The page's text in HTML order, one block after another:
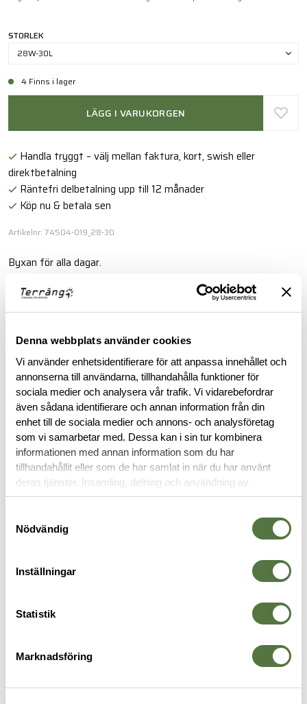
Denna webbplats använder cookies
Vi använder enhetsidentifierare för att anpassa innehållet och
annonserna till användarna, tillhandahålla funktioner för
sociala medier och analysera vår trafik. Vi vidarebefordrar
även sådana identifierare och annan information från din
enhet till de sociala medier och annons- och analysföretag
som vi samarbetar med. Dessa kan i sin tur kombinera
informationen med annan information som du har
tillhandahållit eller som de har samlat in när du har använt
deras tjänster. Insamling, delning och användning av
personuppgifter kan användas för personalisering av
Nödvändig
Inställningar
Statistik
Marknadsföring
STORLEK
28W-30L
4 Finns i lager
LÄGG I VARUKORGEN
Handla tryggt – välj mellan faktura, kort, swish eller
direktbetalning
Räntefri delbetalning upp till 12 månader
Köp nu & betala sen
Artikelnr: 74504-019_28-30
Byxan för alla dagar.
Läs mer
BESKRIVNING
RECENSIONER
OM VARUMÄRKET
BYXOR
Apex Pant Storm 28W-34L
TACTICIAN AR PANT - Ranger